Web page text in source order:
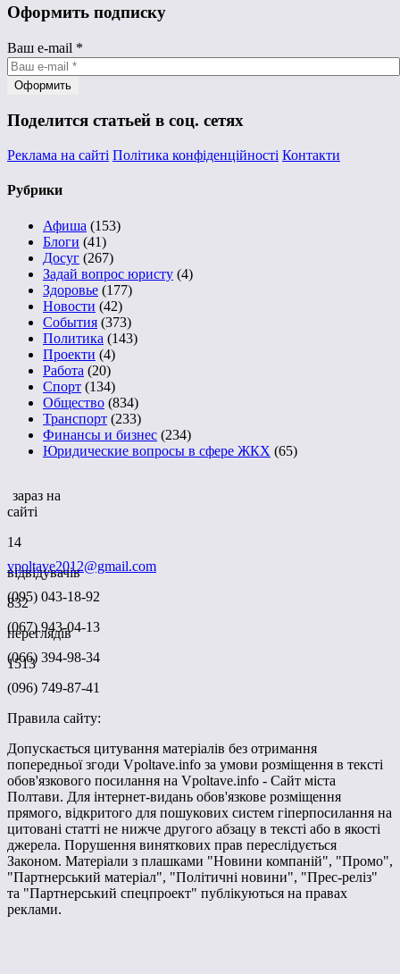
Оформить подписку
Ваш e-mail *
Поделится статьей в соц. сетях
Реклама на сайті Політика конфіденційності Контакти
Рубрики
Афиша (153)
Блоги (41)
Досуг (267)
Задай вопрос юристу (4)
Здоровье (177)
Новости (42)
События (373)
Политика (143)
Проекти (4)
Работа (20)
Спорт (134)
Общество (834)
Транспорт (233)
Финансы и бизнес (234)
Юридические вопросы в сфере ЖКХ (65)
зараз на
сайті
14
відвідувачів
832
переглядів
1513
vpoltave2012@gmail.com
(095) 043-18-92
(067) 943-04-13
(066) 394-98-34
(096) 749-87-41
Правила сайту:
Допускається цитування матеріалів без отримання
попередньої згоди Vpoltave.info за умови розміщення в тексті
обов'язкового посилання на Vpoltave.info - Сайт міста
Полтави. Для інтернет-видань обов'язкове розміщення
прямого, відкритого для пошукових систем гіперпосилання на
цитовані статті не нижче другого абзацу в тексті або в якості
джерела. Порушення виняткових прав переслідується
Законом. Матеріали з плашками "Новини компаній", "Промо",
"Партнерський матеріал", "Політичні новини", "Прес-реліз"
та "Партнерський спецпроект" публікуються на правах
реклами.